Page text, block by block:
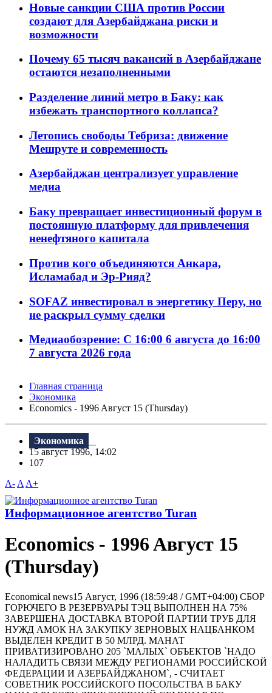
Новые санкции США против России
создают для Азербайджана риски и
возможности
Почему 65 тысяч вакансий в Азербайджане
остаются незаполненными
Разделение линий метро в Баку: как
избежать транспортного коллапса?
Летопись свободы Тебриза: движение
Мешруте и современность
Азербайджан централизует управление
медиа
Баку превращает инвестиционный форум в
постоянную платформу для привлечения
ненефтяного капитала
Против кого объединяются Анкара,
Исламабад и Эр-Рияд?
SOFAZ инвестировал в энергетику Перу, но
не раскрыл сумму сделки
Медиаобозрение: С 16:00 6 августа до 16:00
7 августа 2026 года
Главная страница
Экономика
Economics - 1996 Aвгуст 15 (Thursday)
Экономика
15 август 1996, 14:02
107
A- A A+
Информационное агентство Turan
Economics - 1996 Aвгуст 15
(Thursday)
Economical news15 Август, 1996 (18:59:48 / GMT+04:00) СБОР
ГОРЮЧЕГО В РЕЗЕРВУАРЫ ТЭЦ ВЫПОЛНЕН НА 75%
ЗАВЕРШЕHА ДОСТАВКА ВТОРОЙ ПАРТИИ ТРУБ ДЛЯ
HУЖД АМОК НА ЗАКУПКУ ЗЕРНОВЫХ НАЦБАНКОМ
ВЫДЕЛЕН КРЕДИТ В 50 МЛРД. МАНАТ
ПРИВАТИЗИРОВАНО 205 `МАЛЫХ` ОБЪЕКТОВ `НАДО
НАЛАДИТЬ СВЯЗИ МЕЖДУ РЕГИОНАМИ РОССИЙСКОЙ
ФЕДЕРАЦИИ И АЗЕРБАЙДЖАНОМ`, - СЧИТАЕТ
СОВЕТНИК РОССИЙСКОГО ПОСОЛЬСТВА В БАКУ